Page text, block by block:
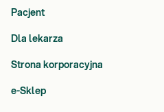
Pacjent
Dla lekarza
Strona korporacyjna
e-Sklep